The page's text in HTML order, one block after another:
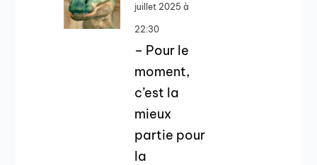
juillet 2025 à
22:30
– Pour le
moment,
c’est la
mieux
partie pour
la